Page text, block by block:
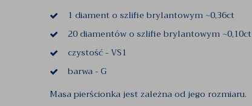
1 diament o szlifie brylantowym ~0,36ct
20 diamentów o szlifie brylantowym ~0,10ct
czystość - VS1
barwa - G
Masa pierścionka jest zależna od jego rozmiaru.